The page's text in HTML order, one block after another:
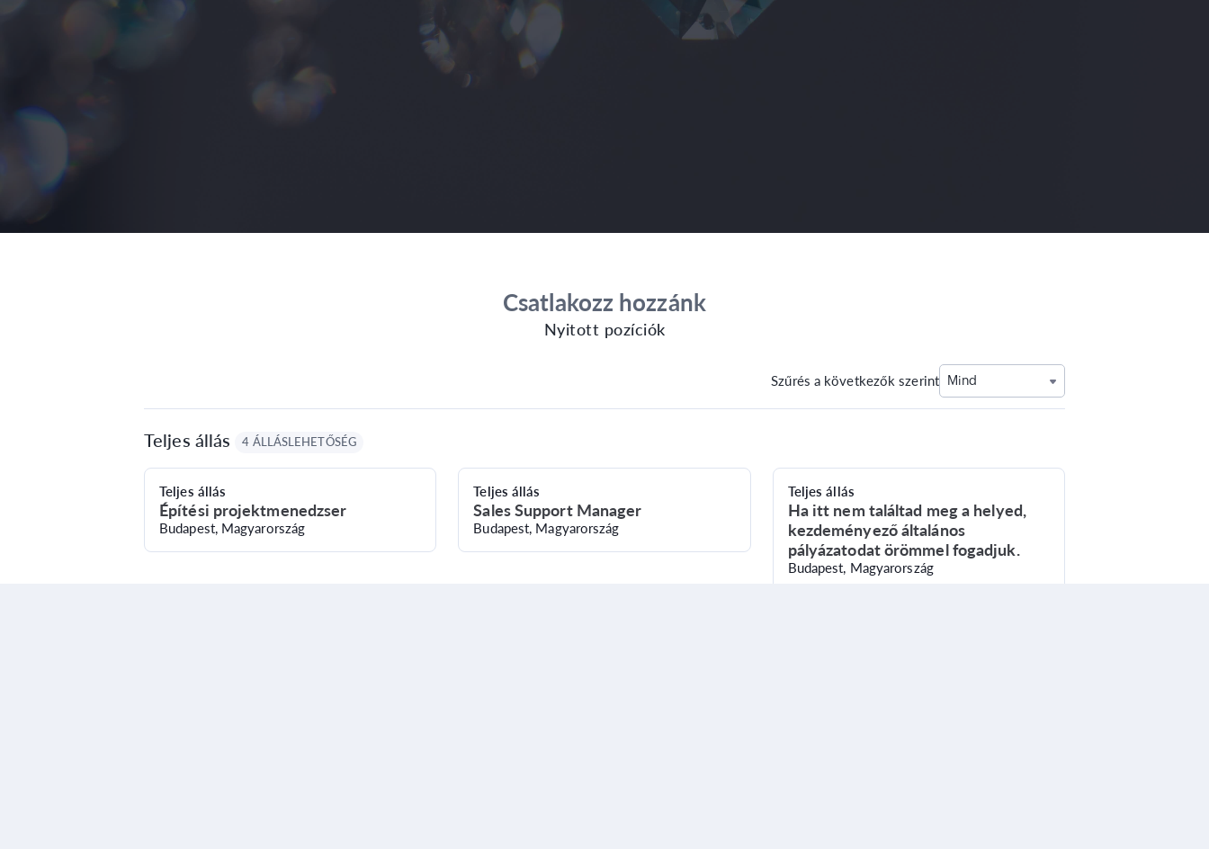
Csatlakozz hozzánk
Nyitott pozíciók
Szűrés a következők szerint Mind
Teljes állás 4 ÁLLÁSLEHETŐSÉG
Teljes állás
Építési projektmenedzser
Budapest, Magyarország
Teljes állás
Sales Support Manager
Budapest, Magyarország
Teljes állás
Ha itt nem találtad meg a helyed,
kezdeményező általános
pályázatodat örömmel fogadjuk.
Budapest, Magyarország